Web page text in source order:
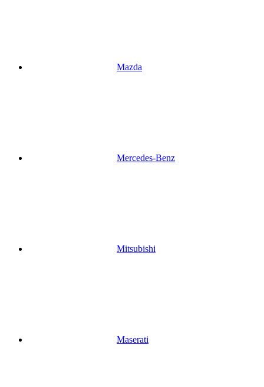
Mazda
Mercedes-Benz
Mitsubishi
Maserati